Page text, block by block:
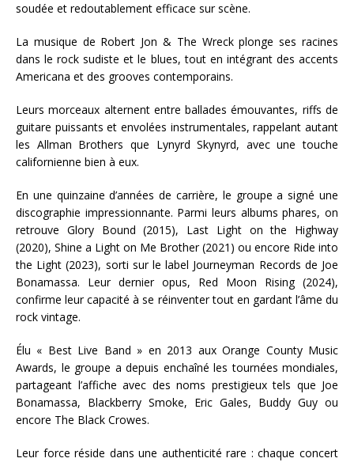
soudée et redoutablement efficace sur scène.
La musique de Robert Jon & The Wreck plonge ses racines
dans le rock sudiste et le blues, tout en intégrant des accents
Americana et des grooves contemporains.
Leurs morceaux alternent entre ballades émouvantes, riffs de
guitare puissants et envolées instrumentales, rappelant autant
les Allman Brothers que Lynyrd Skynyrd, avec une touche
californienne bien à eux.
En une quinzaine d’années de carrière, le groupe a signé une
discographie impressionnante. Parmi leurs albums phares, on
retrouve Glory Bound (2015), Last Light on the Highway
(2020), Shine a Light on Me Brother (2021) ou encore Ride into
the Light (2023), sorti sur le label Journeyman Records de Joe
Bonamassa. Leur dernier opus, Red Moon Rising (2024),
confirme leur capacité à se réinventer tout en gardant l’âme du
rock vintage.
Élu « Best Live Band » en 2013 aux Orange County Music
Awards, le groupe a depuis enchaîné les tournées mondiales,
partageant l’affiche avec des noms prestigieux tels que Joe
Bonamassa, Blackberry Smoke, Eric Gales, Buddy Guy ou
encore The Black Crowes.
Leur force réside dans une authenticité rare : chaque concert